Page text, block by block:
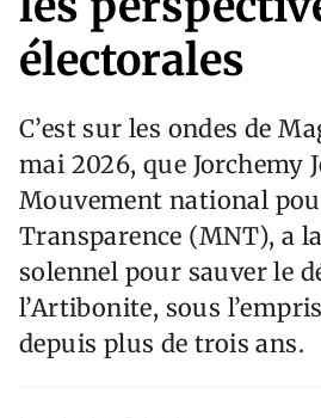
électorales
C’est sur les ondes de
mai 2026, que Jorchemy
Mouvement national
Transparence (MNT), a
solennel pour sauver le
l’Artibonite, sous
depuis plus de trois ans.